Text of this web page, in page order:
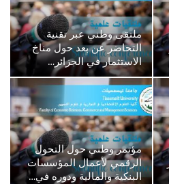
ملتقى وطني عبر تقنية
التحاضر عن بعد حول مناخ
الاستثمار في الجزائر…
مؤتمر وطني حول التحول
الرقمي لأعمال المؤسسات
البنكية والمالية ودوره في…